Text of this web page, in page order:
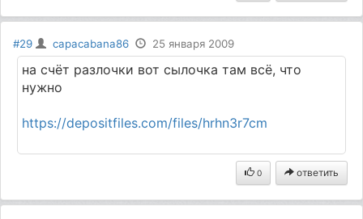
#29 capacabana86 25 января 2009
на счёт разлочки вот сылочка там всё, что
нужно
https://depositfiles.com/files/hrhn3r7cm
0 ответить